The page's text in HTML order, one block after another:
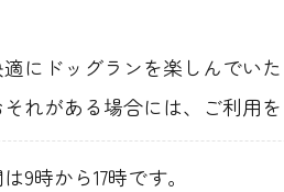
にドッグランを楽しんでい
れがある場合には、ご利用
9時から17時です。